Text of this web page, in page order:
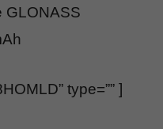
GLONASS
type=”” ]